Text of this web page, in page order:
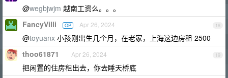
@wegbjwjm 越南工资么。。。
18
FancyVilli OP Apr 26, 2024
@toyuanx 小孩刚出生几个月，在老家，上海这边房租 2500
19
thoo61871 Apr 26, 2024
把闲置的住房租出去，你去睡天桥底